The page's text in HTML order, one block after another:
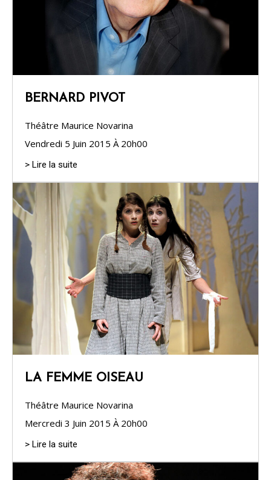
BERNARD PIVOT
Théâtre Maurice Novarina
Vendredi 5 Juin 2015 À 20h00
> Lire la suite
LA FEMME OISEAU
Théâtre Maurice Novarina
Mercredi 3 Juin 2015 À 20h00
> Lire la suite